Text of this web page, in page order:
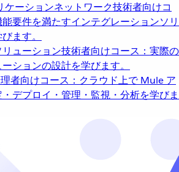
ケーションネットワーク技術者向けコ
要件を満たすインテグレーションソリ
ます。
ューション技術者向けコース：実際の
ションの設計を学びます。
者向けコース：クラウド上で Mule ア
デプロイ・管理・監視・分析を学びま